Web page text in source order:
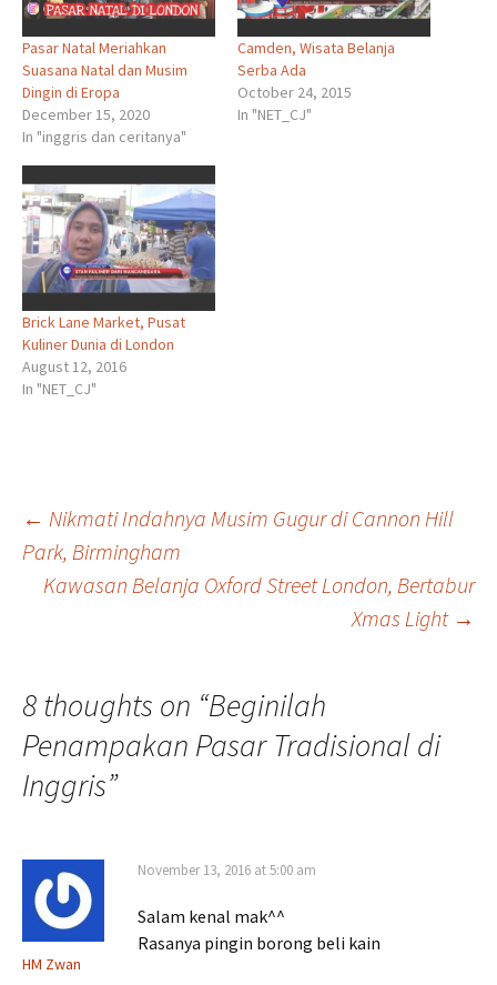
Pasar Natal Meriahkan
Suasana Natal dan Musim
Dingin di Eropa
December 15, 2020
In "inggris dan ceritanya"
Camden, Wisata Belanja
Serba Ada
October 24, 2015
In "NET_CJ"
Brick Lane Market, Pusat
Kuliner Dunia di London
August 12, 2016
In "NET_CJ"
Post
navigation
← Nikmati Indahnya Musim Gugur di Cannon Hill
Park, Birmingham
Kawasan Belanja Oxford Street London, Bertabur
Xmas Light →
8 thoughts on “Beginilah
Penampakan Pasar Tradisional di
Inggris”
HM Zwan
November 13, 2016 at 5:00 am
Salam kenal mak^^
Rasanya pingin borong beli kain